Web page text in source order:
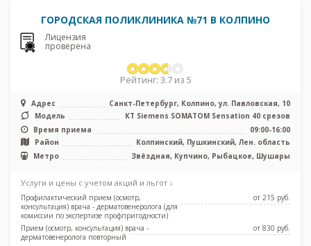
ГОРОДСКАЯ ПОЛИКЛИНИКА №71 В КОЛПИНО
Лицензия
проверена
Рейтинг: 3.7 из 5
Адрес
Санкт-Петербург, Колпино, ул. Павловская, 10
Модель
КТ Siemens SOMATOM Sensation 40 срезов
Время приема
09:00-16:00
Район
Колпинский, Пушкинский, Лен. область
Метро
Звёздная, Купчино, Рыбацкое, Шушары
Услуги и цены с учетом акций и льгот ↓
Профилактический прием (осмотр,
консультация) врача - дерматовенеролога (для
комиссии по экспертизе профпригодности)
от 215 pуб.
Прием (осмотр, консультация) врача -
дерматовенеролога повторный
от 830 pуб.